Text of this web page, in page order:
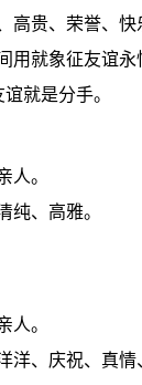
高贵、荣誉、
用就象征友谊
就是分手。
人。
纯、高雅。
人。
洋、庆祝、真情